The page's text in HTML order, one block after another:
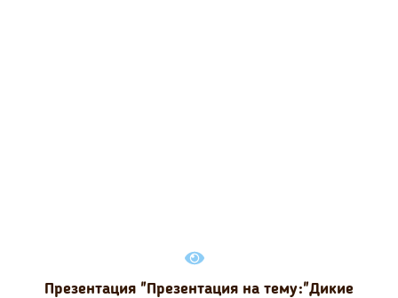
Презентация "Презентация на тему:"Дикие